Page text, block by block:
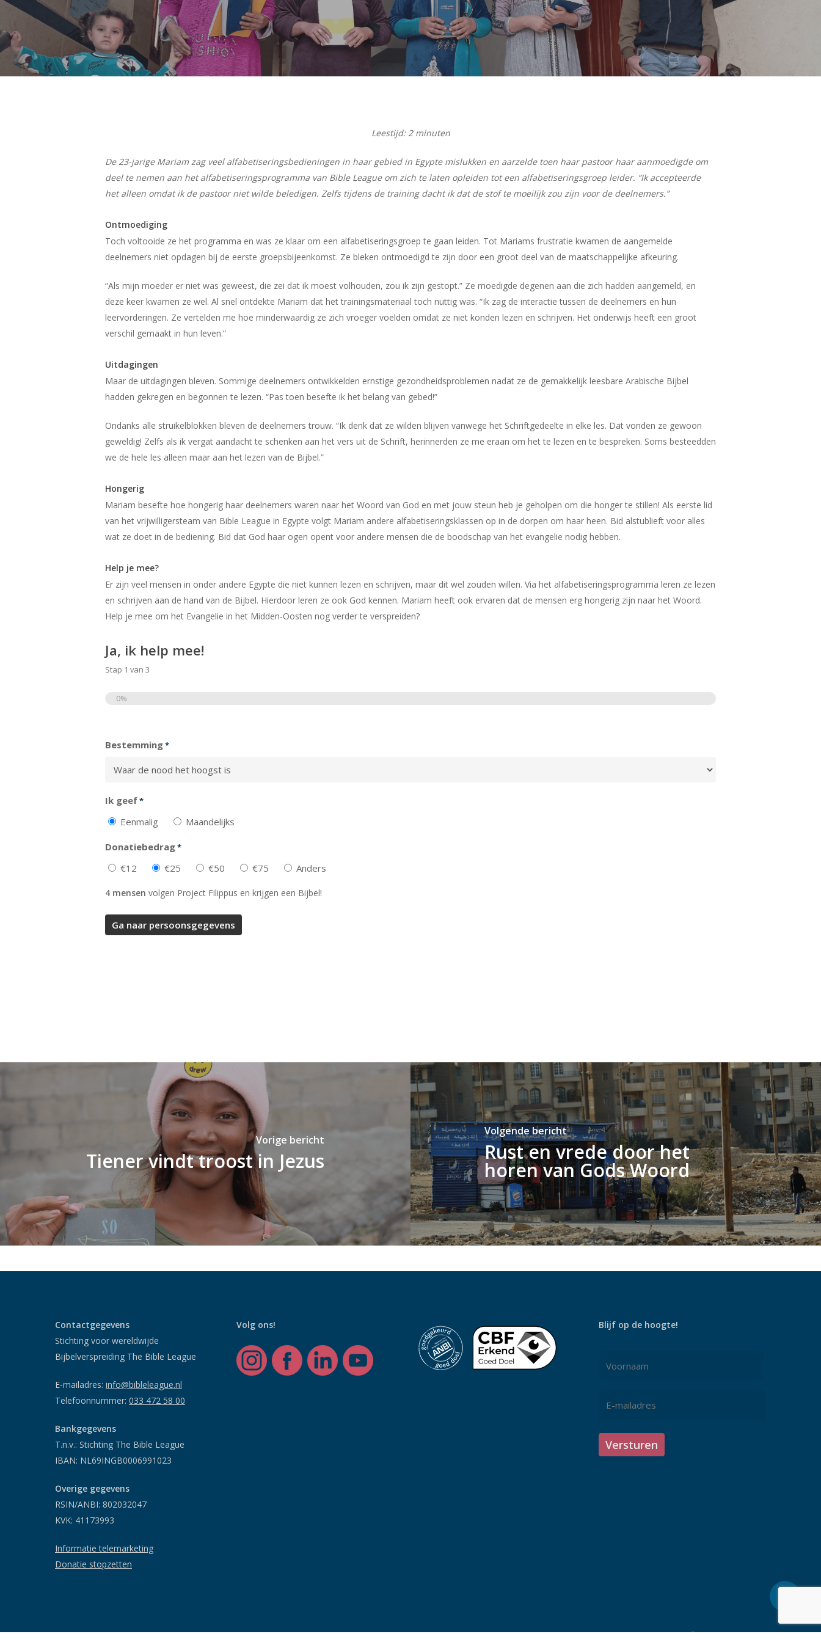
Leestijd: 2 minuten
De 23-jarige Mariam zag veel alfabetiseringsbedieningen in haar gebied in Egypte mislukken en aarzelde toen haar pastoor haar aanmoedigde om
deel te nemen aan het alfabetiseringsprogramma van Bible League om zich te laten opleiden tot een alfabetiseringsgroep leider. “Ik accepteerde
het alleen omdat ik de pastoor niet wilde beledigen. Zelfs tijdens de training dacht ik dat de stof te moeilijk zou zijn voor de deelnemers.”
Ontmoediging
Toch voltooide ze het programma en was ze klaar om een alfabetiseringsgroep te gaan leiden. Tot Mariams frustratie kwamen de aangemelde
deelnemers niet opdagen bij de eerste groepsbijeenkomst. Ze bleken ontmoedigd te zijn door een groot deel van de maatschappelijke afkeuring.
“Als mijn moeder er niet was geweest, die zei dat ik moest volhouden, zou ik zijn gestopt.” Ze moedigde degenen aan die zich hadden aangemeld, en
deze keer kwamen ze wel. Al snel ontdekte Mariam dat het trainingsmateriaal toch nuttig was. “Ik zag de interactie tussen de deelnemers en hun
leervorderingen. Ze vertelden me hoe minderwaardig ze zich vroeger voelden omdat ze niet konden lezen en schrijven. Het onderwijs heeft een groot
verschil gemaakt in hun leven.”
Uitdagingen
Maar de uitdagingen bleven. Sommige deelnemers ontwikkelden ernstige gezondheidsproblemen nadat ze de gemakkelijk leesbare Arabische Bijbel
hadden gekregen en begonnen te lezen. “Pas toen besefte ik het belang van gebed!”
Ondanks alle struikelblokken bleven de deelnemers trouw. “Ik denk dat ze wilden blijven vanwege het Schriftgedeelte in elke les. Dat vonden ze gewoon
geweldig! Zelfs als ik vergat aandacht te schenken aan het vers uit de Schrift, herinnerden ze me eraan om het te lezen en te bespreken. Soms besteedden
we de hele les alleen maar aan het lezen van de Bijbel.”
Hongerig
Mariam besefte hoe hongerig haar deelnemers waren naar het Woord van God en met jouw steun heb je geholpen om die honger te stillen! Als eerste lid
van het vrijwilligersteam van Bible League in Egypte volgt Mariam andere alfabetiseringsklassen op in de dorpen om haar heen. Bid alstublieft voor alles
wat ze doet in de bediening. Bid dat God haar ogen opent voor andere mensen die de boodschap van het evangelie nodig hebben.
Help je mee?
Er zijn veel mensen in onder andere Egypte die niet kunnen lezen en schrijven, maar dit wel zouden willen. Via het alfabetiseringsprogramma leren ze lezen
en schrijven aan de hand van de Bijbel. Hierdoor leren ze ook God kennen. Mariam heeft ook ervaren dat de mensen erg hongerig zijn naar het Woord.
Help je mee om het Evangelie in het Midden-Oosten nog verder te verspreiden?
Ja, ik help mee!
Stap 1 van 3
0%
Bestemming*
Ik geef*
Eenmalig Maandelijks
Donatiebedrag*
€12 €25 €50 €75 Anders
4 mensen volgen Project Filippus en krijgen een Bijbel!
Vorige bericht
Tiener vindt troost in Jezus
Volgende bericht
Rust en vrede door het
horen van Gods Woord
Contactgegevens
Stichting voor wereldwijde
Bijbelverspreiding The Bible League
E-mailadres: info@bibleleague.nl
Telefoonnummer: 033 472 58 00
Bankgegevens
T.n.v.: Stichting The Bible League
IBAN: NL69INGB0006991023
Overige gegevens
RSIN/ANBI: 802032047
KVK: 41173993
Informatie telemarketing
Donatie stopzetten
Volg ons! Blijf op de hoogte!
facebook
linkedinyoutubeinstagram